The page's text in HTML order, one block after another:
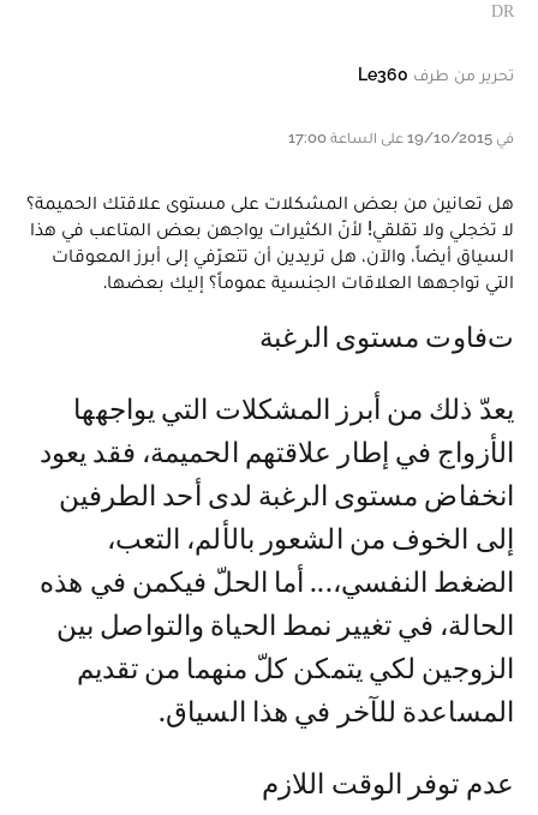
DR
تحرير من طرف Le360
في 19/10/2015 على الساعة 17:00
هل تعانين من بعض المشكلات على مستوى علاقتك الحميمة؟
لا تخجلي ولا تقلقي! لأنّ الكثيرات يواجهن بعض المتاعب في هذا
السياق أيضاً، والآن، هل تريدين أن تتعرّفي إلى أبرز المعوقات
التي تواجهها العلاقات الجنسية عموماً؟ إليك بعضها.
تفاوت مستوى الرغبة
يعدّ ذلك من أبرز المشكلات التي يواجهها
الأزواج في إطار علاقتهم الحميمة، فقد يعود
انخفاض مستوى الرغبة لدى أحد الطرفين
إلى الخوف من الشعور بالألم، التعب،
الضغط النفسي،... أما الحلّ فيكمن في هذه
الحالة، في تغيير نمط الحياة والتواصل بين
الزوجين لكي يتمكن كلّ منهما من تقديم
المساعدة للآخر في هذا السياق.
عدم توفر الوقت اللازم